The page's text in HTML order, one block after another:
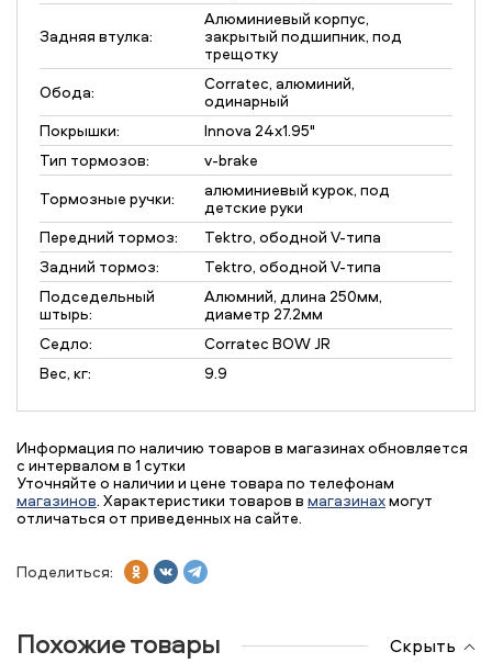
Задняя втулка:
Алюминиевый корпус,
закрытый подшипник, под
трещотку
Обода:
Corratec, алюминий,
одинарный
Покрышки:
Innova 24x1.95"
Тип тормозов:
v-brake
Тормозные ручки:
алюминиевый курок, под
детские руки
Передний тормоз:
Tektro, ободной V-типа
Задний тормоз:
Tektro, ободной V-типа
Подседельный
штырь:
Алюмний, длина 250мм,
диаметр 27.2мм
Седло:
Corratec BOW JR
Вес, кг:
9.9
Информация по наличию товаров в магазинах обновляется
с интервалом в 1 сутки
Уточняйте о наличии и цене товара по телефонам
магазинов. Характеристики товаров в магазинахмогут
отличаться от приведенных на сайте.
Поделиться:
Похожие товары Скрыть